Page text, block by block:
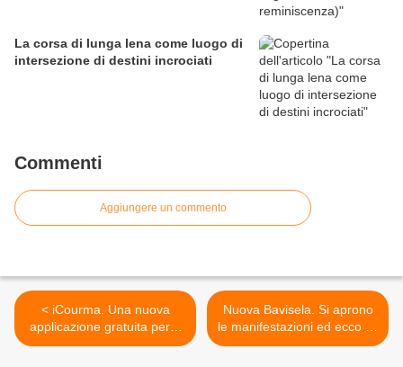
La corsa di lunga lena come luogo di
intersezione di destini incrociati
Commenti
Aggiungere un commento
< iCourma. Una nuova
applicazione gratuita per I-
Phone e I-Pad per
Nuova Bavisela. Si aprono
le manifestazioni ed ecco gli
ultimi aggiornamenti sul